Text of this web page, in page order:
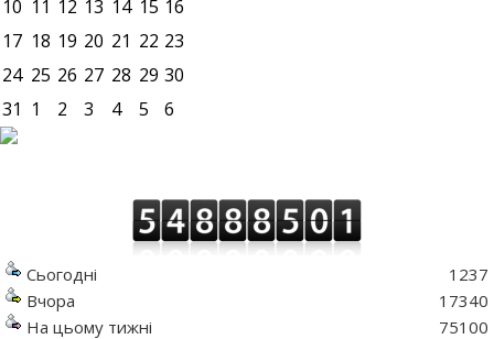
10 11 12 13 14 15 16
17 18 19 20 21 22 23
24 25 26 27 28 29 30
31 1 2 3 4 5 6
Сьогодні
Вчора
На цьому тижні
1237
17340
75100